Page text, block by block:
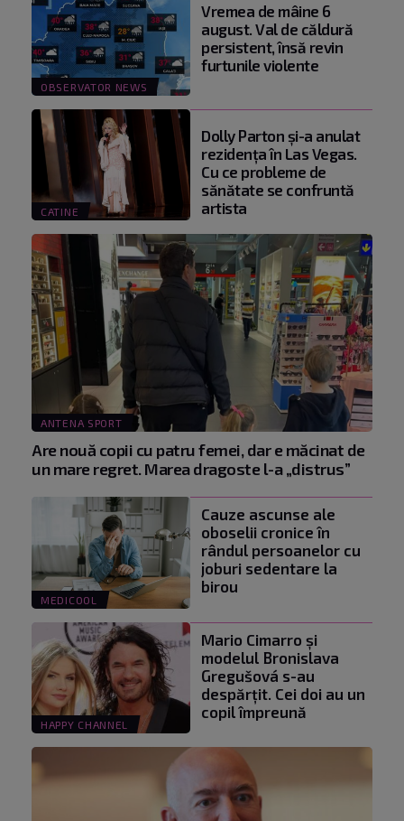
OBSERVATOR NEWS
Vremea de mâine 6
august. Val de căldură
persistent, însă revin
furtunile violente
CATINE
Dolly Parton și-a anulat
rezidența în Las Vegas.
Cu ce probleme de
sănătate se confruntă
artista
ANTENA SPORT
Are nouă copii cu patru femei, dar e măcinat de
un mare regret. Marea dragoste l-a „distrus”
MEDICOOL
Cauze ascunse ale
oboselii cronice în
rândul persoanelor cu
joburi sedentare la
birou
HAPPY CHANNEL
Mario Cimarro și
modelul Bronislava
Gregušová s-au
despărțit. Cei doi au un
copil împreună